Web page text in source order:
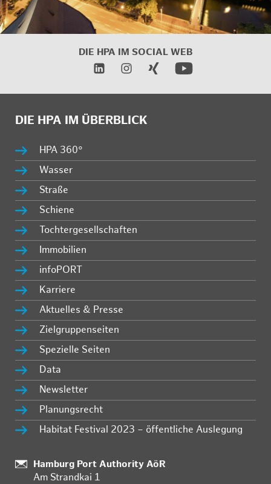
DIE HPA IM SOCIAL WEB
DIE HPA IM ÜBERBLICK
HPA 360°
Wasser
Straße
Schiene
Tochtergesellschaften
Immobilien
infoPORT
Karriere
Aktuelles & Presse
Zielgruppenseiten
Spezielle Seiten
Data
Newsletter
Planungsrecht
Habitat Festival 2023 – öffentliche Auslegung
:
Hamburg Port Authority AöR
Am Strandkai 1